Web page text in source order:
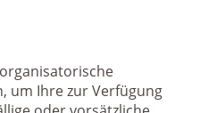
um Ihre zur Verfügung